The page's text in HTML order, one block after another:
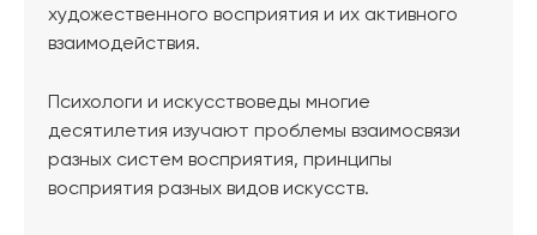
художественного восприятия и их активного
взаимодействия.
Психологи и искусствоведы многие
десятилетия изучают проблемы взаимосвязи
разных систем восприятия, принципы
восприятия разных видов искусств.